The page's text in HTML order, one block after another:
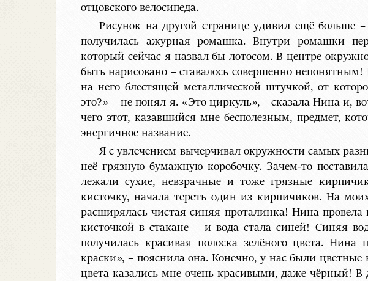
отцовского велосипеда.
Рисунок на другой странице удивил ещё больше
получилась ажурная ромашка. Внутри ромашки
который сейчас я назвал бы лотосом. В центре
быть нарисовано – ставалось совершенно
на него блестящей металлической штучкой, от
это?» – не понял я. «Это циркуль», – сказала Нина и,
чего этот, казавшийся мне бесполезным, предмет,
энергичное название.
Я с увлечением вычерчивал окружности самых
неё грязную бумажную коробочку. Зачем-то
лежали сухие, невзрачные и тоже грязные
кисточку, начала тереть один из кирпичиков. На
расширялась чистая синяя проталинка! Нина провела
кисточкой в стакане – и вода стала синей! Синяя
получилась красивая полоска зелёного цвета.
краски», – пояснила она. Конечно, у нас были
цвета казались мне очень красивыми, даже чёрный! В